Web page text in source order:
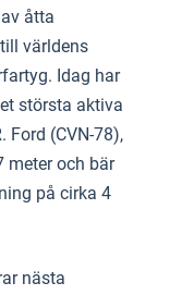
åtta
världens
Idag har
största aktiva
Ford (CVN-78),
meter och bär
på cirka 4
nästa